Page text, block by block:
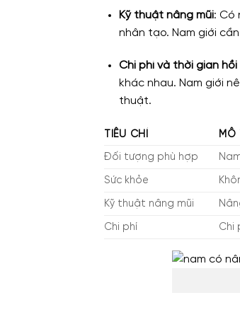
Kỹ thuật nâng mũi: Có
nhân tạo. Nam giới
Chi phí và thời gian hồi
khác nhau. Nam giới
thuật.
TIÊU CHÍ MÔ
Đối tượng phù hợp
Sức khỏe
Kỹ thuật nâng mũi
Chi phí Chi